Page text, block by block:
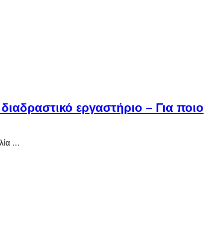
εργαστήριο – Για ποιο
…